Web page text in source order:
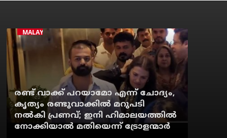
MALAYALAM CINEMA
രണ്ട് വാക്ക് പറയാമോ എന്ന് ചോദ്യം,
കൃത്യം രണ്ടുവാക്കില്‍ മറുപടി
നല്‍കി പ്രണവ്; ഇനി ഹിമാലയത്തില്‍
നോക്കിയാല്‍ മതിയെന്ന് ട്രോളന്മാര്‍